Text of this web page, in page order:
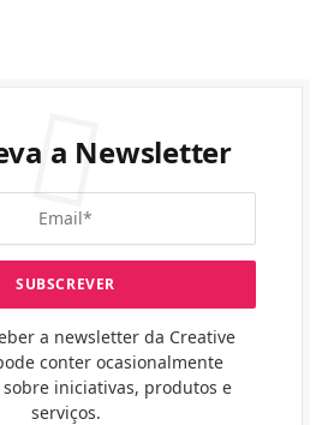
a Newsletter
a newsletter da Creative
conter ocasionalmente
iniciativas, produtos e
serviços.